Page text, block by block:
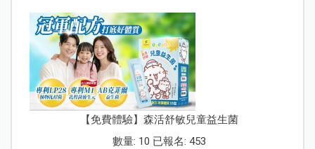
【免費體驗】森活舒敏兒童益生菌
數量: 10 已報名: 453